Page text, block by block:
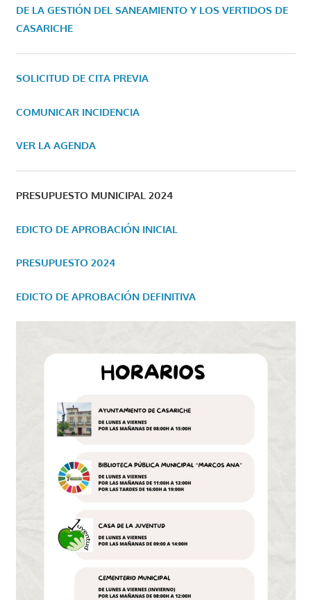
DE LA GESTIÓN DEL SANEAMIENTO Y LOS VERTIDOS DE
CASARICHE
SOLICITUD DE CITA PREVIA
COMUNICAR INCIDENCIA
VER LA AGENDA
PRESUPUESTO MUNICIPAL 2024
EDICTO DE APROBACIÓN INICIAL
PRESUPUESTO 2024
EDICTO DE APROBACIÓN DEFINITIVA